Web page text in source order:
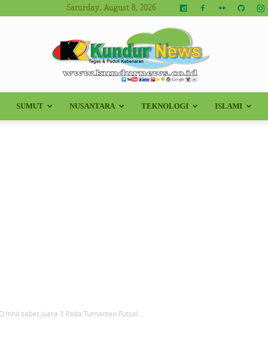
Saturday, August 8, 2026
Kundur
SUMUT NUSANTARA TEKNOLOGI ISLAMI
Inhil sabet juara 3 Pada Turnamen Futsal...